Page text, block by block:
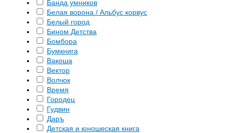
Банда умников
Белая ворона / Альбус корвус
Белый город
Бином Детства
Бомбора
Бумкнига
Вакоша
Вектор
Волчок
Время
Городец
Гудвин
Даръ
Детская и юношеская книга